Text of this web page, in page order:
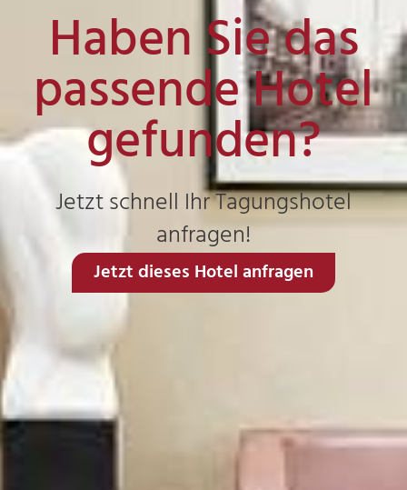
Haben Sie das
passende Hotel
gefunden?
Jetzt schnell Ihr Tagungshotel
anfragen!
Jetzt dieses Hotel anfragen